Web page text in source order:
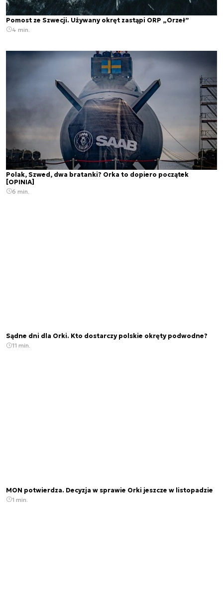
Pomost ze Szwecji. Używany okręt zastąpi ORP „Orzeł”
4 min.
Polak, Szwed, dwa bratanki? Orka to dopiero początek
[OPINIA]
6 min.
Sądne dni dla Orki. Kto dostarczy polskie okręty podwodne?
11 min.
MON potwierdza. Decyzja w sprawie Orki jeszcze w listopadzie
1 min.